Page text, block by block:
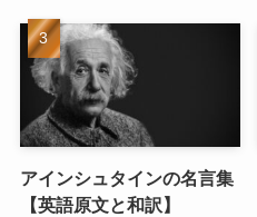
アインシュタインの名言集
【英語原文と和訳】